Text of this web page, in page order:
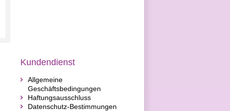
Kundendienst
Allgemeine
Geschäftsbedingungen
Haftungsausschluss
Datenschutz-Bestimmungen